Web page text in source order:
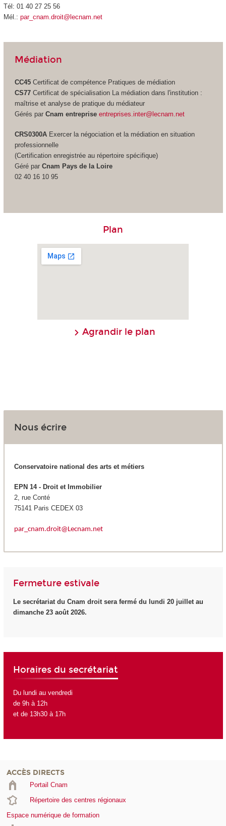
Tél: 01 40 27 25 56
Mél.: par_cnam.droit@lecnam.net
Médiation
CC45Certificat de compétencePratiques de médiation
CS77 Certificat de spécialisationLa médiation dans l'institution :
maîtrise et analyse de pratique du médiateur
Gérés par Cnam entreprise entreprises.inter@lecnam.net
CRS0300AExercer la négociation et la médiation en situation
professionnelle
(Certification enregistrée au répertoire spécifique)
Géré par Cnam Pays de la Loire
02 40 16 10 95
Plan
Agrandir le plan
Nous écrire
Conservatoire national des arts et métiers
EPN 14 - Droit et Immobilier
2, rue Conté
75141 Paris CEDEX 03
par_cnam.droit@Lecnam.net
Fermeture estivale
Le secrétariat du Cnam droit sera fermé du lundi 20 juillet au
dimanche 23 août 2026.
Horaires du secrétariat
Du lundi au vendredi
de 9h à 12h
et de 13h30 à 17h
ACCÈS DIRECTS
Portail Cnam
Répertoire des centres régionaux
Espace numérique de formation